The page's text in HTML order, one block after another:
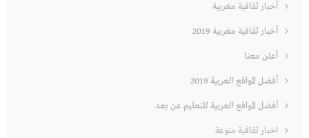
أخبار ثقافية مغربية
أخبار ثقافية مغربية 2019
أعلن معنا
أفضل المواقع العربية 2019
أفضل المواقع العربية للتعليم عن بعد
اخبار ثقافية منوعة